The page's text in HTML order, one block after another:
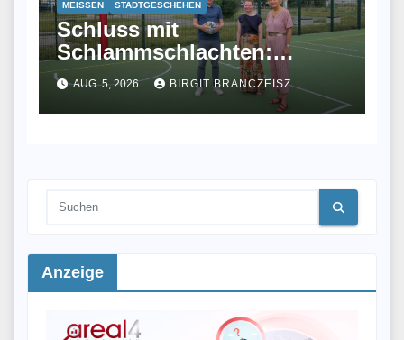
MEISSEN STADTGESCHEHEN
Schluss mit
Schlammschlachten:
Meißen eröffnet
Allwetterplatz
AUG. 5, 2026 BIRGIT BRANCZEISZ
Anzeige